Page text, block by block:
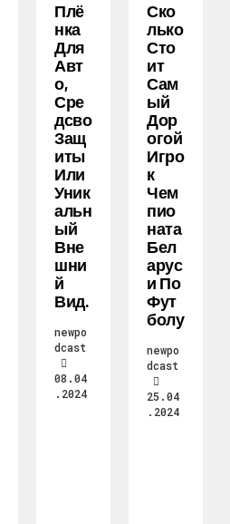
Плё
Нка
Для
Авт
О,
Сре
Дсво
Защ
Иты
Или
Уник
Альн
Ый
Вне
Шни
Й
Вид.
newpo
dcast
08.04
.2024
Ско
Лько
Сто
Ит
Сам
Ый
Дор
Огой
Игро
К
Чем
Пио
Ната
Бел
Арус
И По
Фут
Болу
newpo
dcast
25.04
.2024